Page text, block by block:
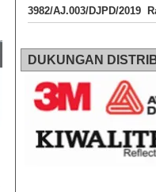
3982/AJ.003/DJPD/2019
DUKUNGAN